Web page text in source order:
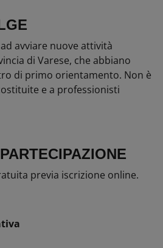
avviare nuove attività
di Varese, che abbiano
di primo orientamento. Non è
e a professionisti
previa iscrizione online.